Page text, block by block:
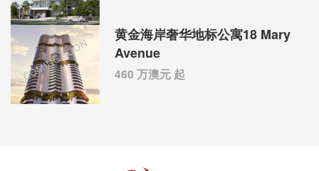
黄金海岸奢华地标公寓18 Mary
Avenue
460 万澳元 起